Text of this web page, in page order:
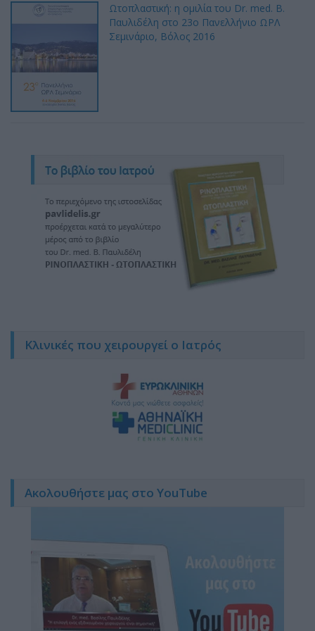
Ωτοπλαστική: η ομιλία του Dr. med. B.
Παυλιδέλη στο 23ο Πανελλήνιο ΩΡΛ
Σεμινάριο, Βόλος 2016
Κλινικές που χειρουργεί ο Ιατρός
Ακολουθήστε μας στο YouTube